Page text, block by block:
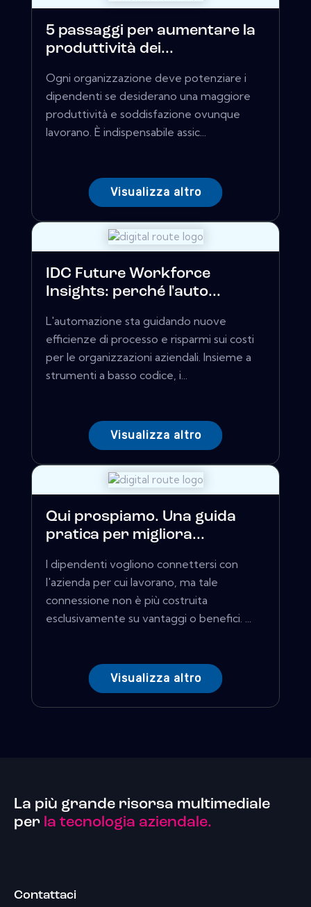
5 passaggi per aumentare la
produttività dei...
Ogni organizzazione deve potenziare i
dipendenti se desiderano una maggiore
produttività e soddisfazione ovunque
lavorano. È indispensabile assic...
Visualizza altro
IDC Future Workforce
Insights: perché l'auto...
L'automazione sta guidando nuove
efficienze di processo e risparmi sui costi
per le organizzazioni aziendali. Insieme a
strumenti a basso codice, i...
Visualizza altro
Qui prospiamo. Una guida
pratica per migliora...
I dipendenti vogliono connettersi con
l'azienda per cui lavorano, ma tale
connessione non è più costruita
esclusivamente su vantaggi o benefici. ...
Visualizza altro
La più grande risorsa multimediale
per la tecnologia aziendale.
Contattaci